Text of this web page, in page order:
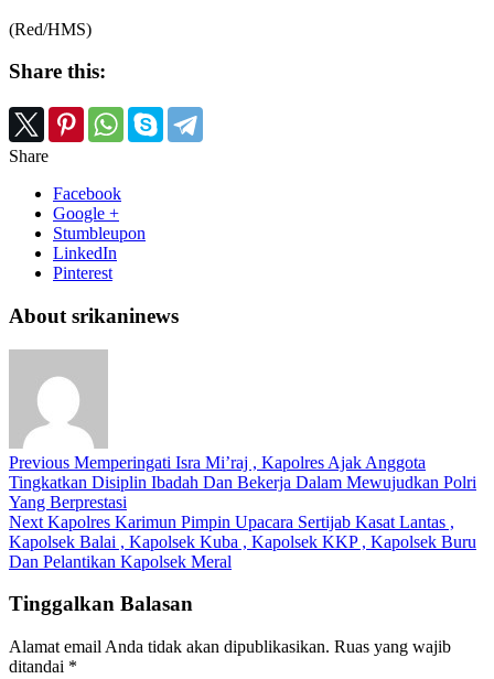
(Red/HMS)
Share this:
Share
Facebook
Google +
Stumbleupon
LinkedIn
Pinterest
About srikaninews
Previous Memperingati Isra Mi’raj , Kapolres Ajak Anggota
Tingkatkan Disiplin Ibadah Dan Bekerja Dalam Mewujudkan Polri
Yang Berprestasi
Next Kapolres Karimun Pimpin Upacara Sertijab Kasat Lantas ,
Kapolsek Balai , Kapolsek Kuba , Kapolsek KKP , Kapolsek Buru
Dan Pelantikan Kapolsek Meral
Tinggalkan Balasan
Alamat email Anda tidak akan dipublikasikan. Ruas yang wajib
ditandai *